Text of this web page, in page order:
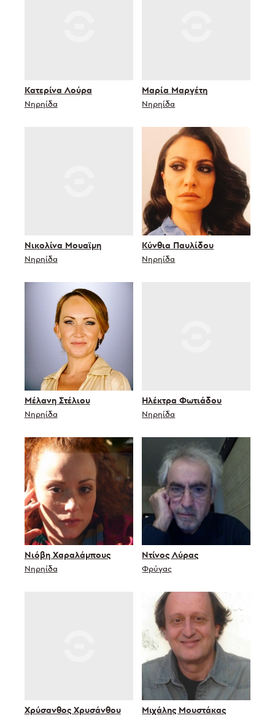
Κατερίνα Λούρα
Νηρηίδα
Μαρία Μαργέτη
Νηρηίδα
Νικολίνα Μουαϊμη
Νηρηίδα
Κύνθια Παυλίδου
Νηρηίδα
Μέλανη Στέλιου
Νηρηίδα
Ηλέκτρα Φωτιάδου
Νηρηίδα
Νιόβη Χαραλάμπους
Νηρηίδα
Ντίνος Λύρας
Φρύγας
Χρύσανθος Χρυσάνθου Μιχάλης Μουστάκας